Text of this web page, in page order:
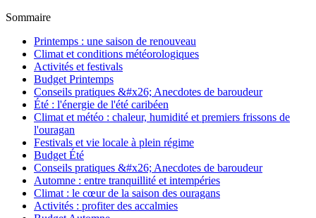
Sommaire
Printemps : une saison de renouveau
Climat et conditions météorologiques
Activités et festivals
Budget Printemps
Conseils pratiques &#x26; Anecdotes de baroudeur
Été : l'énergie de l'été caribéen
Climat et météo : chaleur, humidité et premiers frissons de
l'ouragan
Festivals et vie locale à plein régime
Budget Été
Conseils pratiques &#x26; Anecdotes de baroudeur
Automne : entre tranquillité et intempéries
Climat : le cœur de la saison des ouragans
Activités : profiter des accalmies